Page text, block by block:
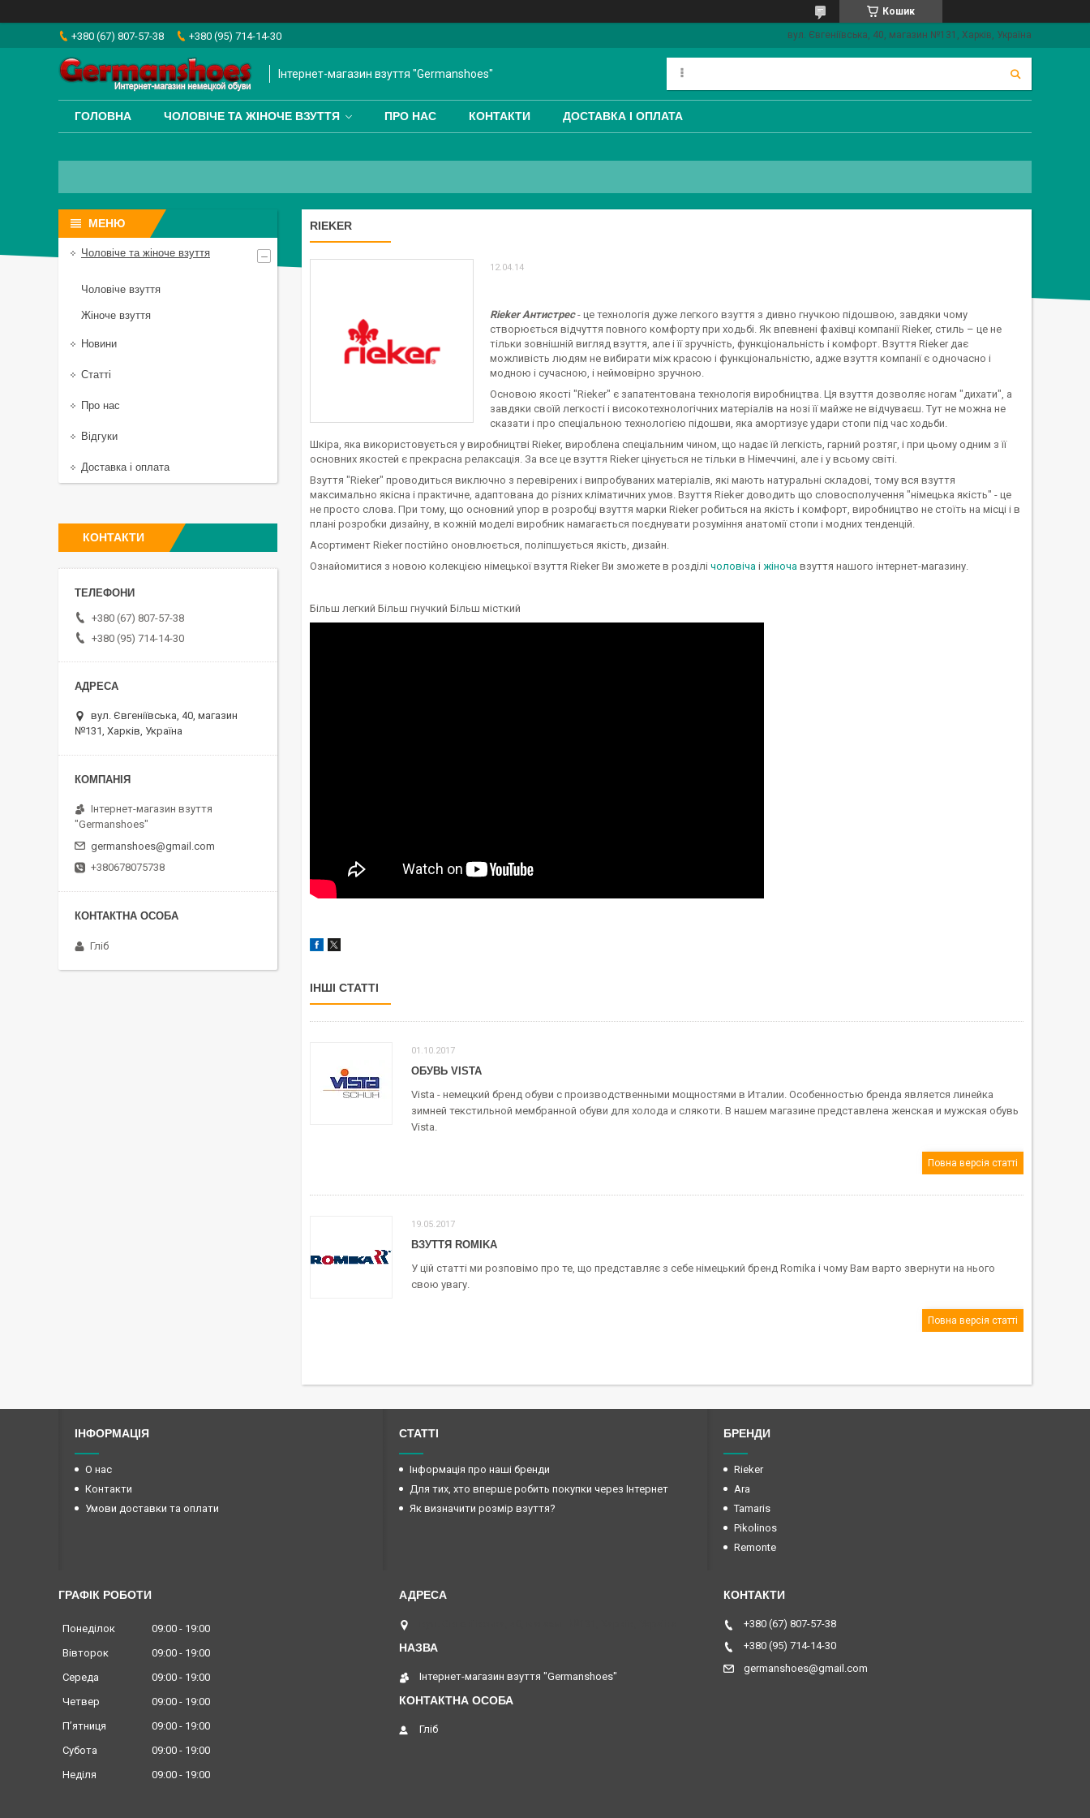
Кошик
+380 (67) 807-57-38 +380 (95) 714-14-30 вул. Євгеніївська, 40, магазин №131, Харків, Україна
Інтернет-магазин взуття "Germanshoes"
ГОЛОВНА ЧОЛОВІЧЕ ТА ЖІНОЧЕ ВЗУТТЯ ПРО НАС КОНТАКТИ ДОСТАВКА І ОПЛАТА
RIEKER
12.04.14
Rieker Антистрес- це технологія дуже легкого взуття з дивно гнучкою підошвою, завдяки чому
створюється відчуття повного комфорту при ходьбі. Як впевнені фахівці компанії Rieker, стиль – це не
тільки зовнішній вигляд взуття, але і її зручність, функціональність і комфорт. Взуття Rieker дає
можливість людям не вибирати між красою і функціональністю, адже взуття компанії є одночасно і
модною і сучасною, і неймовірно зручною.
Основою якості "Rieker" є запатентована технологія виробництва. Ця взуття дозволяє ногам "дихати", а
завдяки своїй легкості і високотехнологічних матеріалів на нозі її майже не відчуваєш. Тут не можна не
сказати і про спеціальною технологією підошви, яка амортизує удари стопи під час ходьби.
Шкіра, яка використовується у виробництві Rieker, вироблена спеціальним чином, що надає їй легкість, гарний розтяг, і при цьому одним з її
основних якостей є прекрасна релаксація. За все це взуття Rieker цінується не тільки в Німеччині, але і у всьому світі.
Взуття "Rieker" проводиться виключно з перевірених і випробуваних матеріалів, які мають натуральні складові, тому вся взуття
максимально якісна і практичне, адаптована до різних кліматичних умов. Взуття Rieker доводить що словосполучення "німецька якість" - це
не просто слова. При тому, що основний упор в розробці взуття марки Rieker робиться на якість і комфорт, виробництво не стоїть на місці і в
плані розробки дизайну, в кожній моделі виробник намагається поєднувати розуміння анатомії стопи і модних тенденцій.
Асортимент Rieker постійно оновлюється, поліпшується якість, дизайн.
Ознайомитися з новою колекцією німецької взуття Rieker Ви зможете в розділі чоловіча і жіноча взуття нашого інтернет-магазину.
Більш легкий Більш гнучкий Більш місткий
ІНШІ СТАТТІ
01.10.2017
ОБУВЬ VISTA
Vista - немецкий бренд обуви с производственными мощностями в Италии. Особенностью бренда является линейка
зимней текстильной мембранной обуви для холода и слякоти. В нашем магазине представлена женская и мужская обувь
Vista.
Повна версія статті
19.05.2017
ВЗУТТЯ ROMIKA
У цій статті ми розповімо про те, що представляє з себе німецький бренд Romika і чому Вам варто звернути на нього
свою увагу.
Повна версія статті
Чоловіче та жіноче взуття
Чоловіче взуття
Жіноче взуття
Новини
Статті
Про нас
Відгуки
Доставка і оплата
КОНТАКТИ
+380 (67) 807-57-38
+380 (95) 714-14-30
вул. Євгеніївська, 40, магазин
№131, Харків, Україна
Інтернет-магазин взуття
"Germanshoes"
germanshoes@gmail.com
+380678075738
Гліб
ІНФОРМАЦІЯ
О нас
Контакти
Умови доставки та оплати
СТАТТІ
Інформація про наші бренди
Для тих, хто вперше робить покупки через Інтернет
Як визначити розмір взуття?
БРЕНДИ
Rieker
Ara
Tamaris
Pikolinos
Remonte
ГРАФІК РОБОТИ
Понеділок 09:00
19:00
Вівторок
09:00
19:00
Середа
09:00
19:00
Четвер
09:00
19:00
Пʼятниця
09:00
19:00
Субота
09:00
19:00
Неділя
09:00 19:00
Інтернет-магазин взуття "Germanshoes"
Гліб
+380 (67) 807-57-38
+380 (95) 714-14-30
germanshoes@gmail.com